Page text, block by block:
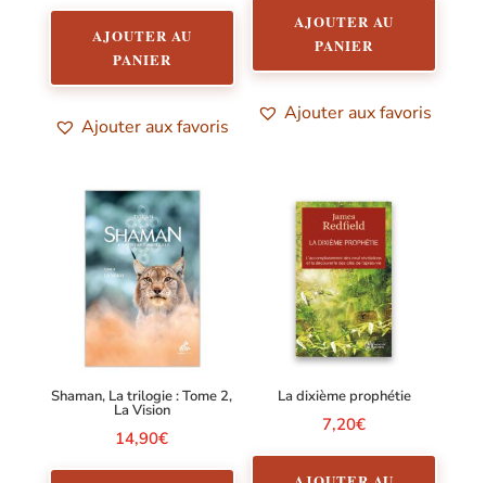
AJOUTER AU
PANIER
Ajouter aux favoris
AJOUTER AU
PANIER
Ajouter aux favoris
Shaman, La trilogie : Tome 2,
La Vision
14,90€
La dixième prophétie
7,20€